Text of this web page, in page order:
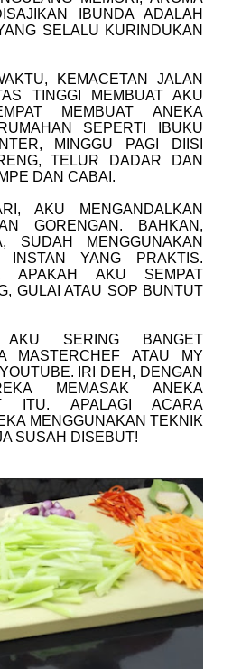
IBUNDA ADALAH
SELALU KURINDUKAN
KEMACETAN JALAN
TINGGI MEMBUAT AKU
MEMBUAT ANEKA
SEPERTI IBUKU
MINGGU PAGI DIISI
TELUR DADAR DAN
DAN CABAI.
AKU MENGANDALKAN
GORENGAN. BAHKAN,
SUDAH MENGGUNAKAN
INSTAN YANG PRAKTIS.
APAKAH AKU SEMPAT
GULAI ATAU SOP BUNTUT
AKU SERING BANGET
MASTERCHEF ATAU MY
IRI DEH, DENGAN
MEMASAK ANEKA
ITU. APALAGI ACARA
MENGGUNAKAN TEKNIK
SUSAH DISEBUT!